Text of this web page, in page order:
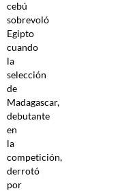
cebú
sobrevoló
Egipto
cuando
la
selección
de
Madagascar,
debutante
en
la
competición,
derrotó
por